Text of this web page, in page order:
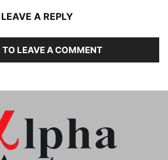
LEAVE A REPLY
TO LEAVE A COMMENT